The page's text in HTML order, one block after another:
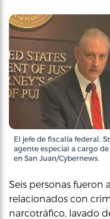
El jefe de fiscalía federal,
agente especial a cargo
en San Juan/Cybernews.
Seis personas fueron
relacionados con
narcotráfico, lavado